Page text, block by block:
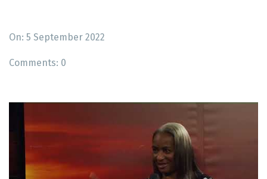
On: 5 September 2022
Comments: 0